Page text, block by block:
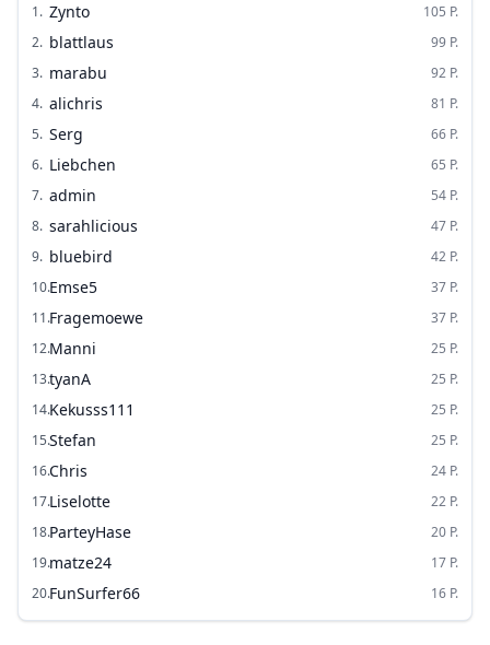
1. Zynto 105 P.
2. blattlaus 99 P.
3. marabu 92 P.
4. alichris 81 P.
5. Serg 66 P.
6. Liebchen 65 P.
7. admin 54 P.
8. sarahlicious 47 P.
9. bluebird 42 P.
10.Emse5 37 P.
11.Fragemoewe 37 P.
12.Manni 25 P.
13.tyanA 25 P.
14.Kekusss111 25 P.
15.Stefan 25 P.
16.Chris 24 P.
17.Liselotte 22 P.
18.ParteyHase 20 P.
19.matze24 17 P.
20.FunSurfer66 16 P.